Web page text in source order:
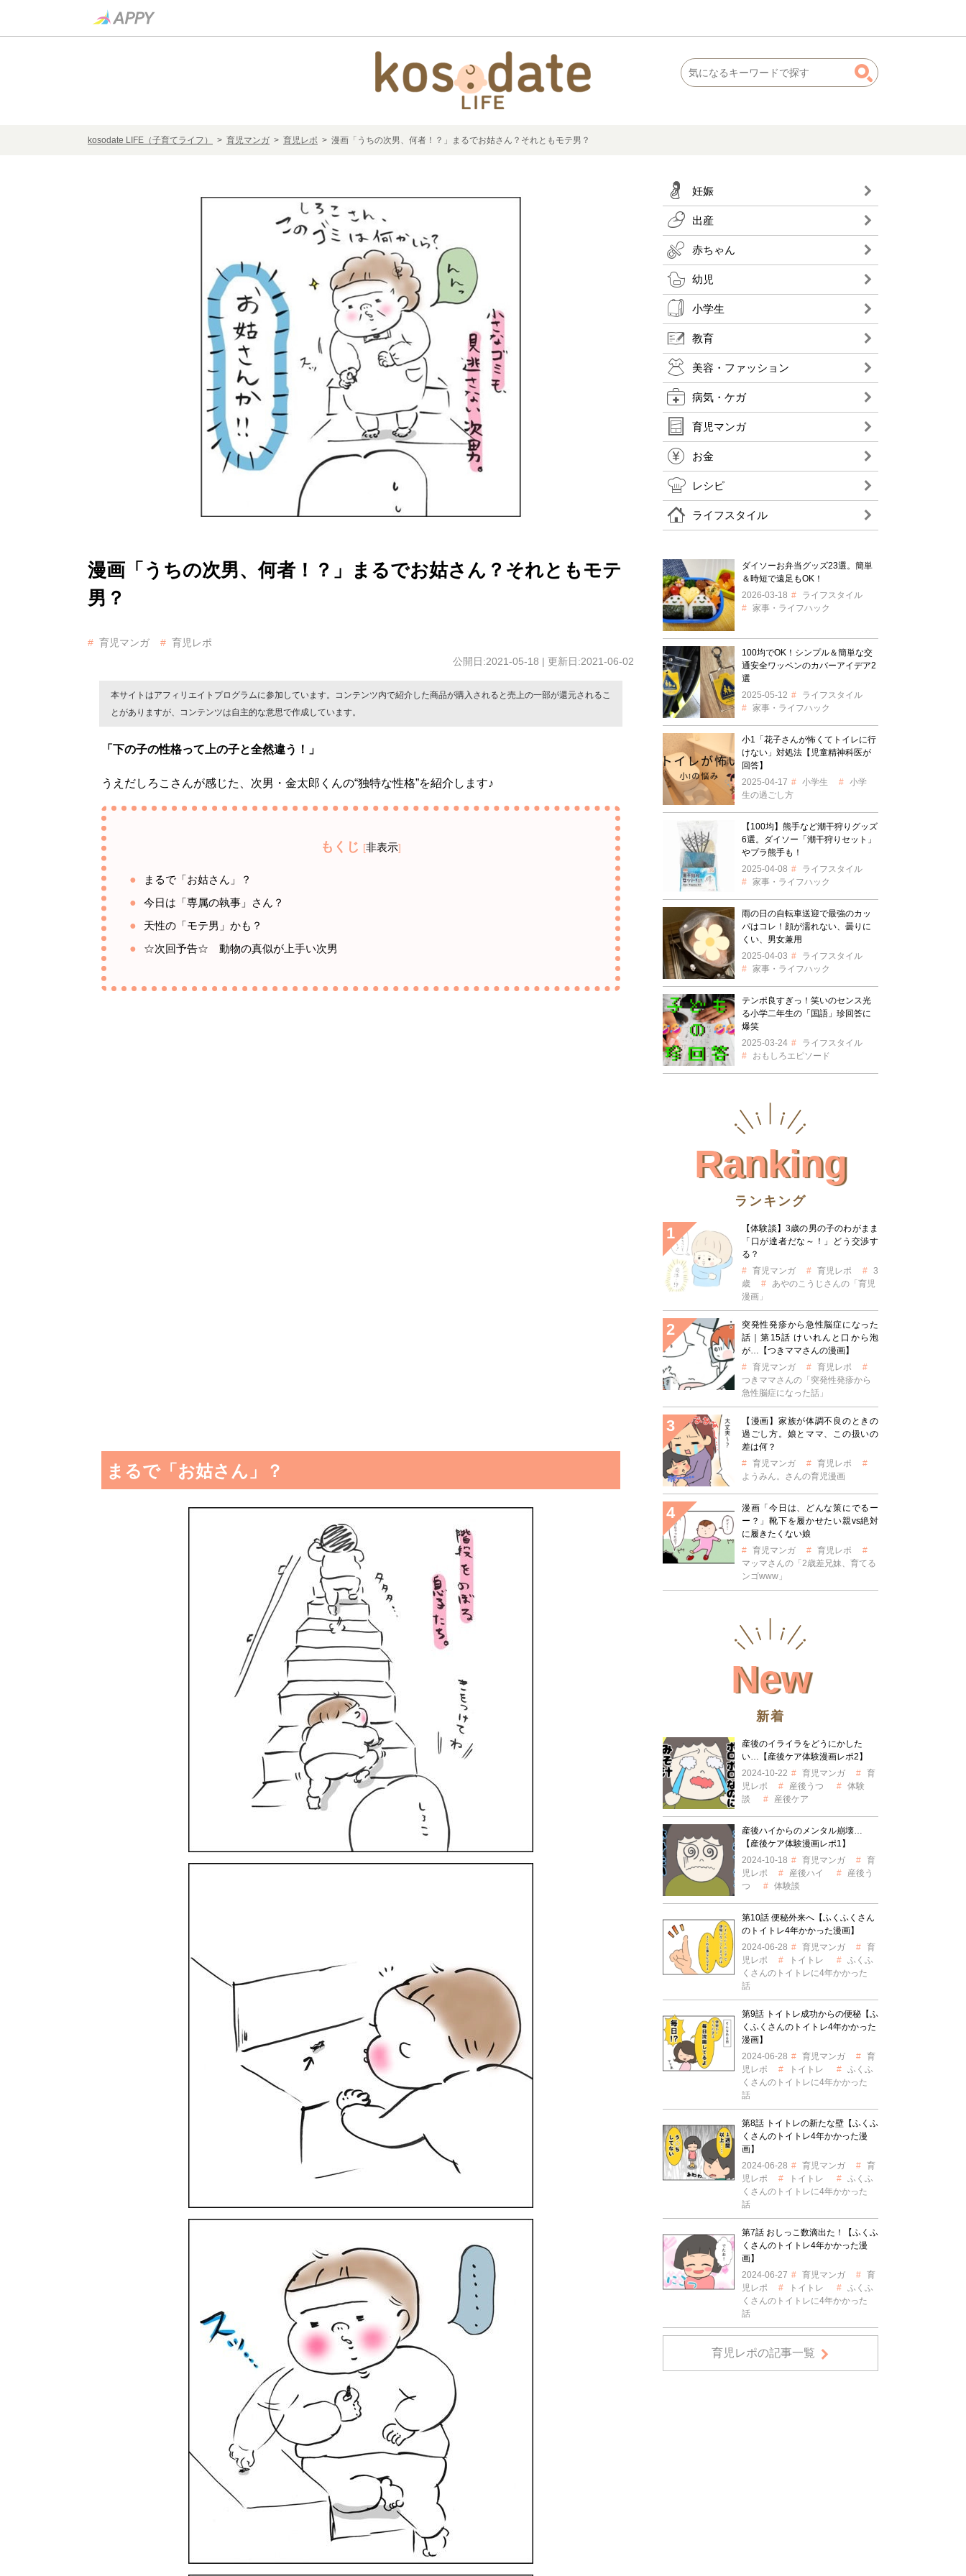
kosodate LIFE（子育てライフ） > 育児マンガ > 育児レポ > 漫画「うちの次男、何者！？」まるでお姑さん？それともモテ男？
漫画「うちの次男、何者！？」まるでお姑さん？それともモテ
男？
育児マンガ
育児レポ
公開日:2021-05-18 | 更新日:2021-06-02
本サイトはアフィリエイトプログラムに参加しています。コンテンツ内で紹介した商品が購入されると売上の一部が還元されるこ
とがありますが、コンテンツは自主的な意思で作成しています。
「下の子の性格って上の子と全然違う！」
うえだしろこさんが感じた、次男・金太郎くんの“独特な性格”を紹介します♪
もくじ [非表示]
まるで「お姑さん」？
今日は「専属の執事」さん？
天性の「モテ男」かも？
☆次回予告☆ 動物の真似が上手い次男
まるで「お姑さん」？
妊娠
出産
赤ちゃん
幼児
小学生
教育
美容・ファッション
病気・ケガ
育児マンガ
お金
レシピ
ライフスタイル
ダイソーお弁当グッズ23選。簡単
＆時短で遠足もOK！
2026-03-18
ライフスタイル
家事・ライフハック
100均でOK！シンプル＆簡単な交
通安全ワッペンのカバーアイデア2
選
2025-05-12
ライフスタイル
家事・ライフハック
小1「花子さんが怖くてトイレに行
けない」対処法【児童精神科医が
回答】
2025-04-17
小学生
小学
生の過ごし方
【100均】熊手など潮干狩りグッズ
6選。ダイソー「潮干狩りセット」
やプラ熊手も！
2025-04-08
ライフスタイル
家事・ライフハック
雨の日の自転車送迎で最強のカッ
パはコレ！顔が濡れない、曇りに
くい、男女兼用
2025-04-03
ライフスタイル
家事・ライフハック
テンポ良すぎっ！笑いのセンス光
る小学二年生の「国語」珍回答に
爆笑
2025-03-24
ライフスタイル
おもしろエピソード
Ranking
ランキング
【体験談】3歳の男の子のわがまま
「口が達者だな～！」どう交渉す
る？
育児マンガ
育児レポ
3
歳
あやのこうじさんの「育児
漫画」
突発性発疹から急性脳症になった
話｜第15話 けいれんと口から泡
が…【つきママさんの漫画】
育児マンガ
育児レポ
つきママさんの「突発性発疹から
急性脳症になった話」
【漫画】家族が体調不良のときの
過ごし方。娘とママ、この扱いの
差は何？
育児マンガ
育児レポ
ようみん。さんの育児漫画
漫画「今日は、どんな策にでるー
ー？」靴下を履かせたい親vs絶対
に履きたくない娘
育児マンガ
育児レポ
マッマさんの「2歳差兄妹、育てる
ンゴwww」
New
新着
産後のイライラをどうにかした
い…【産後ケア体験漫画レポ2】
2024-10-22
育児マンガ
育
児レポ
産後うつ
体験
談
産後ケア
産後ハイからのメンタル崩壊…
【産後ケア体験漫画レポ1】
2024-10-18
育児マンガ
育
児レポ
産後ハイ
産後う
つ
体験談
第10話 便秘外来へ【ふくふくさん
のトイトレ4年かかった漫画】
2024-06-28
育児マンガ
育
児レポ
トイトレ
ふくふ
くさんのトイトレに4年かかった
話
第9話 トイトレ成功からの便秘【ふ
くふくさんのトイトレ4年かかった
漫画】
2024-06-28
育児マンガ
育
児レポ
トイトレ
ふくふ
くさんのトイトレに4年かかった
話
第8話 トイトレの新たな壁【ふくふ
くさんのトイトレ4年かかった漫
画】
2024-06-28
育児マンガ
育
児レポ
トイトレ
ふくふ
くさんのトイトレに4年かかった
話
第7話 おしっこ数滴出た！【ふくふ
くさんのトイトレ4年かかった漫
画】
2024-06-27
育児マンガ
育
児レポ
トイトレ
ふくふ
くさんのトイトレに4年かかった
話
育児レポの記事一覧